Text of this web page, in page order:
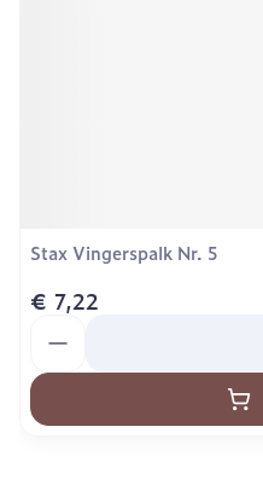
Stax Vingerspalk Nr. 5
€ 7,22